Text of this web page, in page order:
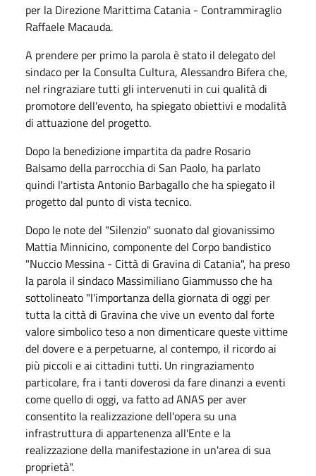
per la Direzione Marittima Catania - Contrammiraglio
Raffaele Macauda.
A prendere per primo la parola è stato il delegato del
sindaco per la Consulta Cultura, Alessandro Bifera che,
nel ringraziare tutti gli intervenuti in cui qualità di
promotore dell'evento, ha spiegato obiettivi e modalità
di attuazione del progetto.
Dopo la benedizione impartita da padre Rosario
Balsamo della parrocchia di San Paolo, ha parlato
quindi l'artista Antonio Barbagallo che ha spiegato il
progetto dal punto di vista tecnico.
Dopo le note del "Silenzio" suonato dal giovanissimo
Mattia Minnicino, componente del Corpo bandistico
"Nuccio Messina - Città di Gravina di Catania", ha preso
la parola il sindaco Massimiliano Giammusso che ha
sottolineato "l'importanza della giornata di oggi per
tutta la città di Gravina che vive un evento dal forte
valore simbolico teso a non dimenticare queste vittime
del dovere e a perpetuarne, al contempo, il ricordo ai
più piccoli e ai cittadini tutti. Un ringraziamento
particolare, fra i tanti doverosi da fare dinanzi a eventi
come quello di oggi, va fatto ad ANAS per aver
consentito la realizzazione dell'opera su una
infrastruttura di appartenenza all'Ente e la
realizzazione della manifestazione in un'area di sua
proprietà".